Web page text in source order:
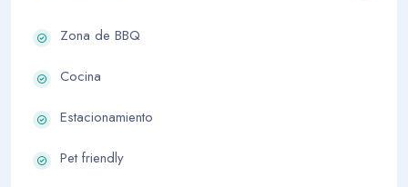
Zona de BBQ
Cocina
Estacionamiento
Pet friendly